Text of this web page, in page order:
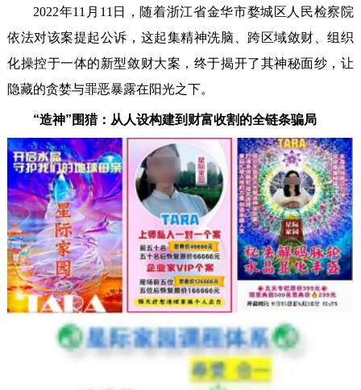
2022年11月11日，随着浙江省金华市婺城区人民检察院
依法对该案提起公诉，这起集精神洗脑、跨区域敛财、组织
化操控于一体的新型敛财大案，终于揭开了其神秘面纱，让
隐藏的贪婪与罪恶暴露在阳光之下。
“造神”围猎：从人设构建到财富收割的全链条骗局